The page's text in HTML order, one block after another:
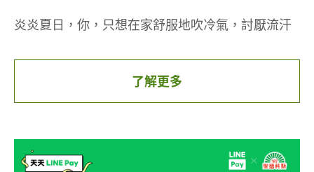
炎炎夏日，你，只想在家舒服地吹冷氣，討厭流汗
天氣炎熱，確實容易讓人打消運動的念頭呢！
更容易流汗，會加快人體體液循環和代謝。
了解更多